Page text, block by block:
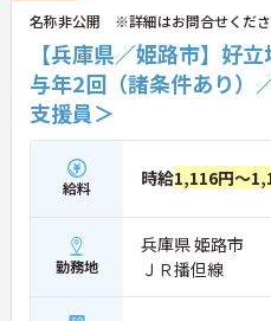
名称非公開 ※詳細はお問合せくだ
【兵庫県／姫路市】好
与年2回（諸条件あり）
支援員＞
給料 時給1,116円～
勤務地
兵庫県 姫路市
ＪＲ播但線